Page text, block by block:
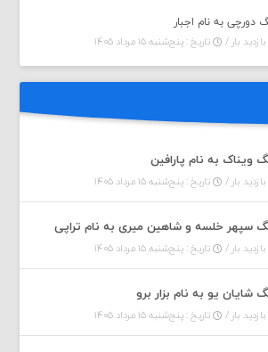
دورچی به نام اجبار
تاریخ : پنج‌شنبه ۱۵ مرداد ۱۴۰۵
ویناک به نام پارافین
تاریخ : پنج‌شنبه ۱۵ مرداد ۱۴۰۵
سپهر خلسه و شاهین میری به نام تراپی
تاریخ : پنج‌شنبه ۱۵ مرداد ۱۴۰۵
شایان یو به نام بزار برو
تاریخ : پنج‌شنبه ۱۵ مرداد ۱۴۰۵